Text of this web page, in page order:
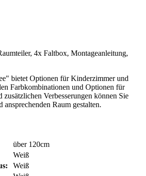
4x Faltbox, Montageanleitung,
bietet Optionen für Kinderzimmer und
Farbkombinationen und Optionen für
zusätzlichen Verbesserungen können Sie
Raum gestalten.
über 120cm
Weiß
Weiß